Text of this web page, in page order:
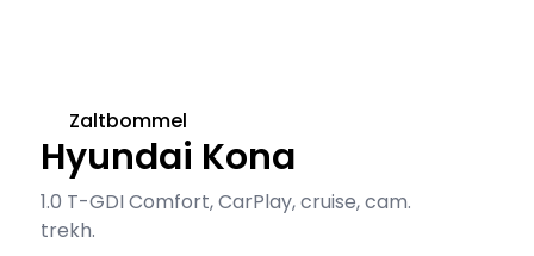
Hyundai Kona
1.0 T-GDI Comfort, CarPlay, cruise, cam.
trekh.
Zaltbommel